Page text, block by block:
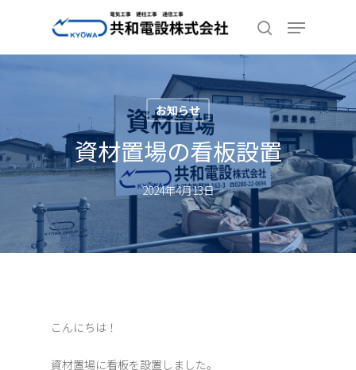
main
search
Menu
お知らせ
資材置場の看板設置
2024年4月13日
こんにちは！
資材置場に看板を設置しました。
Menu